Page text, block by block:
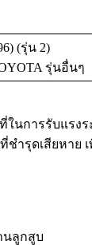
(รุ่น 2)
รุ่นอื่นๆ
การรับแรง
รุดเสียหาย
นลูกสูบ